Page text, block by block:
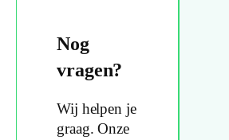
Nog
vragen?
Wij helpen je
graag. Onze